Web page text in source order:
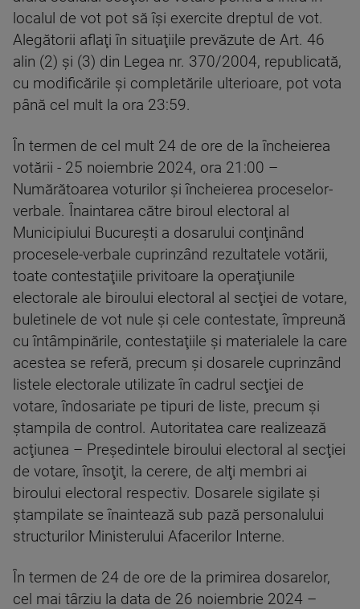
localul de vot pot să îşi exercite dreptul de vot.
Alegătorii aflaţi în situaţiile prevăzute de Art. 46
alin (2) şi (3) din Legea nr. 370/2004, republicată,
cu modificările şi completările ulterioare, pot vota
până cel mult la ora 23:59.
În termen de cel mult 24 de ore de la încheierea
votării - 25 noiembrie 2024, ora 21:00 –
Numărătoarea voturilor şi încheierea proceselor-
verbale. Înaintarea către biroul electoral al
Municipiului Bucureşti a dosarului conţinând
procesele-verbale cuprinzând rezultatele votării,
toate contestaţiile privitoare la operaţiunile
electorale ale biroului electoral al secţiei de votare,
buletinele de vot nule şi cele contestate, împreună
cu întâmpinările, contestaţiile şi materialele la care
acestea se referă, precum şi dosarele cuprinzând
listele electorale utilizate în cadrul secţiei de
votare, îndosariate pe tipuri de liste, precum şi
ştampila de control. Autoritatea care realizează
acţiunea – Preşedintele biroului electoral al secţiei
de votare, însoţit, la cerere, de alţi membri ai
biroului electoral respectiv. Dosarele sigilate şi
ştampilate se înaintează sub pază personalului
structurilor Ministerului Afacerilor Interne.
În termen de 24 de ore de la primirea dosarelor,
cel mai târziu la data de 26 noiembrie 2024 –